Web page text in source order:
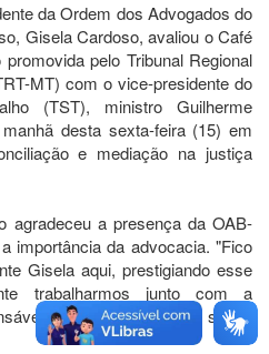
da Ordem dos Advogados do
Gisela Cardoso, avaliou o Café
pelo Tribunal Regional
MT) com o vice-presidente do
(TST), ministro Guilherme
desta sexta-feira (15) em
e mediação na justiça
agradeceu a presença da OAB-
importância da advocacia. "Fico
Gisela aqui, prestigiando esse
trabalharmos junto com a
para que os conflitos sejam